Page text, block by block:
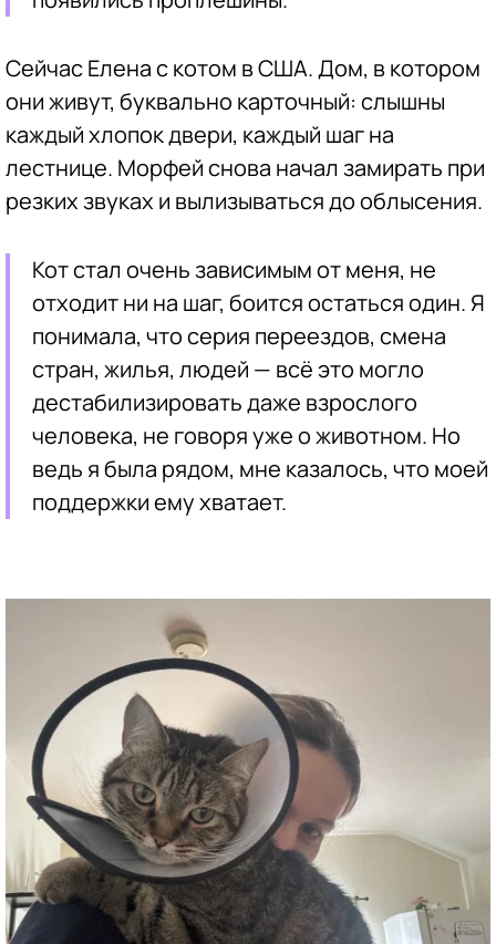
Сейчас Елена с котом в США. Дом, в котором
они живут, буквально карточный: слышны
каждый хлопок двери, каждый шаг на
лестнице. Морфей снова начал замирать при
резких звуках и вылизываться до облысения.
Кот стал очень зависимым от меня, не
отходит ни на шаг, боится остаться один. Я
понимала, что серия переездов, смена
стран, жилья, людей — всё это могло
дестабилизировать даже взрослого
человека, не говоря уже о животном. Но
ведь я была рядом, мне казалось, что моей
поддержки ему хватает.